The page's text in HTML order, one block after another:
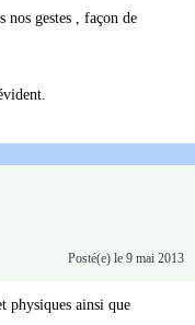
nos gestes , façon de
Posté(e) le 9 mai 2013
physiques ainsi que